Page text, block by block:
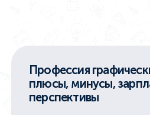
Профессия
плюсы, минусы,
перспективы